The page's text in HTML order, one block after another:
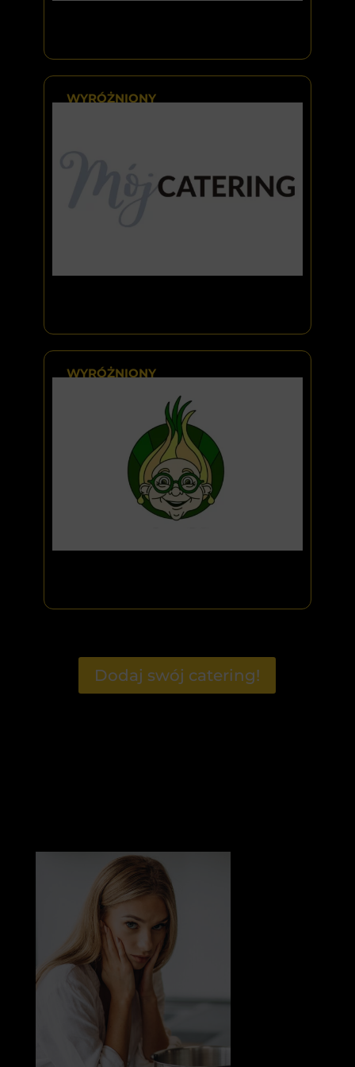
WYRÓŻNIONY
WYRÓŻNIONY
Dodaj swój catering!